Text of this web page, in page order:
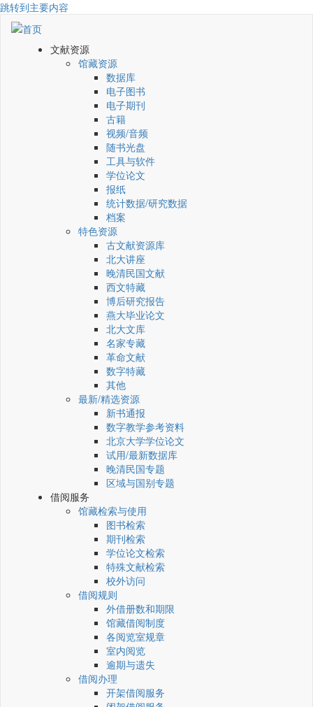
跳转到主要内容
文献资源
馆藏资源
数据库
电子图书
电子期刊
古籍
视频/音频
随书光盘
工具与软件
学位论文
报纸
统计数据/研究数据
档案
特色资源
古文献资源库
北大讲座
晚清民国文献
西文特藏
博后研究报告
燕大毕业论文
北大文库
名家专藏
革命文献
数字特藏
其他
最新/精选资源
新书通报
数字教学参考资料
北京大学学位论文
试用/最新数据库
晚清民国专题
区域与国别专题
借阅服务
馆藏检索与使用
图书检索
期刊检索
学位论文检索
特殊文献检索
校外访问
借阅规则
外借册数和期限
馆藏借阅制度
各阅览室规章
室内阅览
逾期与遗失
借阅办理
开架借阅服务